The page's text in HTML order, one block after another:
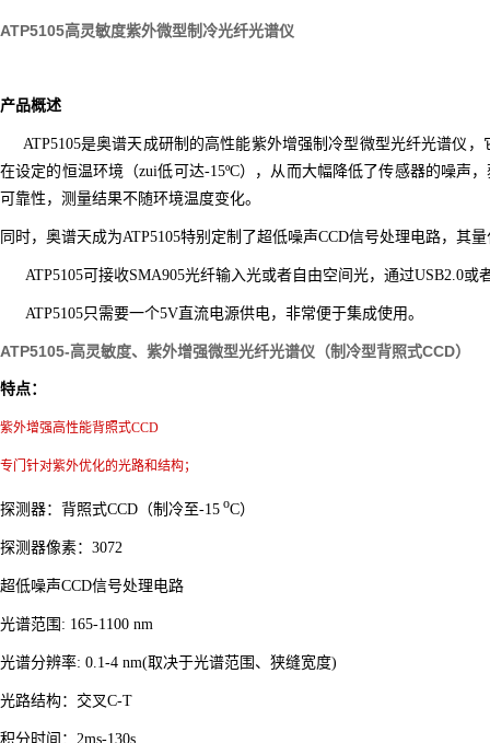
ATP5105高灵敏度紫外微型制冷光纤光谱仪
产品概述
ATP5105是奥谱天成研制的高性能紫外增强制冷型微型光纤光谱仪，
在设定的恒温环境（zui低可达-15ºC），从而大幅降低了传感器的噪声
可靠性，测量结果不随环境温度变化。
同时，奥谱天成为ATP5105特别定制了超低噪声CCD信号处理电路，其
ATP5105可接收SMA905光纤输入光或者自由空间光，通过USB2.0
ATP5105只需要一个5V直流电源供电，非常便于集成使用。
ATP5105-高灵敏度、紫外增强微型光纤光谱仪（制冷型背照式CCD）
特点：
紫外增强高性能背照式CCD
专门针对紫外优化的光路和结构；
探测器：背照式CCD（制冷至-15 oC）
探测器像素：3072
超低噪声CCD信号处理电路
光谱范围: 165-1100 nm
光谱分辨率: 0.1-4 nm(取决于光谱范围、狭缝宽度)
光路结构：交叉C-T
积分时间：2ms-130s